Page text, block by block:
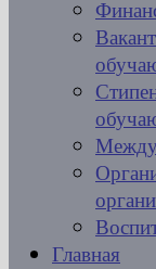
Главная